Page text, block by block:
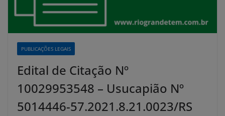
PUBLICAÇÕES LEGAIS
Edital de Citação Nº
10029953548 – Usucapião Nº
5014446-57.2021.8.21.0023/RS